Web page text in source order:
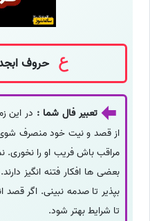
حروف
تعبیر فال شما : در این
از قصد و نیت خود منصرف
مراقب باش فریب او را نخوری.
بعضی ها افکار فتنه انگیز
بپذیر تا صدمه نبینی. اگر
تا شرایط بهتر شود.